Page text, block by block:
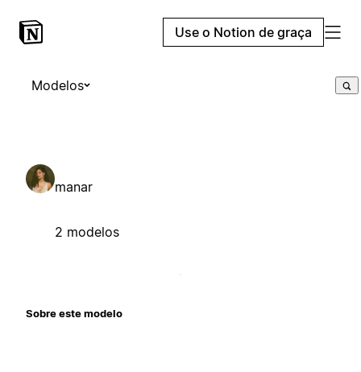
Use o Notion de graça
Modelos
manar
2 modelos
Sobre este modelo